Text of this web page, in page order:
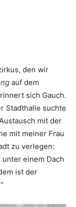
den wir
auf dem
sich Gauch.
Stadthalle suchte
mit der
mit meiner Frau
zu verlegen:
einem Dach
ist der